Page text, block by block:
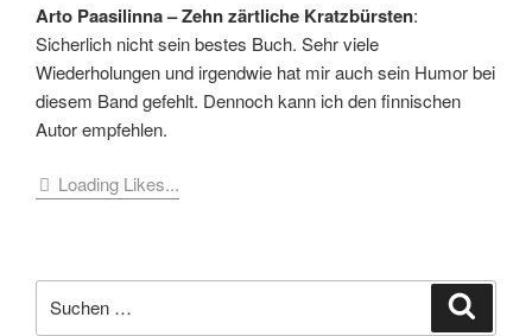
Arto Paasilinna – Zehn zärtliche Kratzbürsten:
Sicherlich nicht sein bestes Buch. Sehr viele
Wiederholungen und irgendwie hat mir auch sein Humor bei
diesem Band gefehlt. Dennoch kann ich den finnischen
Autor empfehlen.
Loading Likes...
nach: